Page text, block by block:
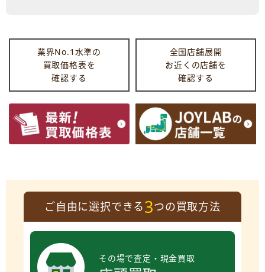
業界No.1水準の
買取価格表を
確認する
全国店舗展開
お近くの店舗を
確認する
ご自由に選択できる3つの買取方法
その場で査定・現金買取